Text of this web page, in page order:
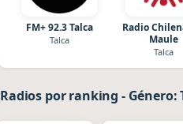
FM+ 92.3 Talca
Talca
Radio
Maule
Talca
Radios por ranking - Género: